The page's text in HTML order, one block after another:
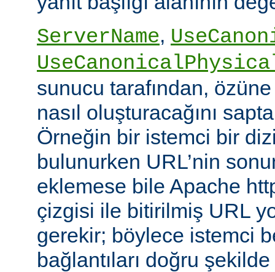
ServerName,
sunucu tarafından,
nasıl oluşturacağını
Örneğin bir istemci bir
bulunurken URL’nin
eklemese bile Apache
çizgisi ile bitirilmiş URL
gerekir; böylece istemci
bağlantıları doğru